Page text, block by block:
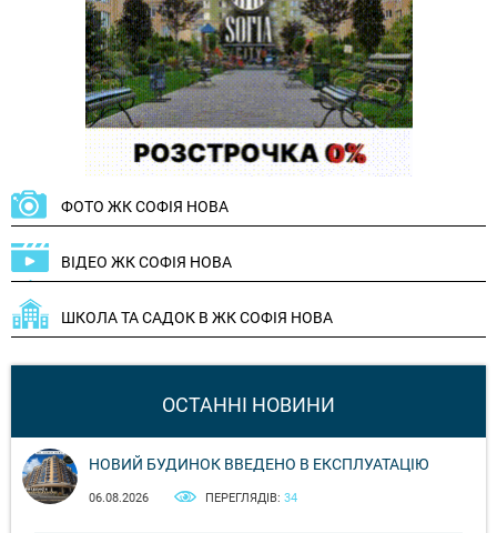
ФОТО ЖК СОФІЯ НОВА
ВІДЕО ЖК СОФІЯ НОВА
ШКОЛА ТА САДОК В ЖК СОФІЯ НОВА
ОСТАННІ НОВИНИ
НОВИЙ БУДИНОК ВВЕДЕНО В ЕКСПЛУАТАЦІЮ
06.08.2026 ПЕРЕГЛЯДІВ: 34